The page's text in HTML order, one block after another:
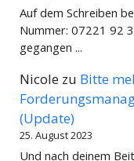
Auf dem Schreiben
Nummer: 07221 92
gegangen ...
Nicole zu Bitte
(Update)
25. August 2023
Und nach deinem